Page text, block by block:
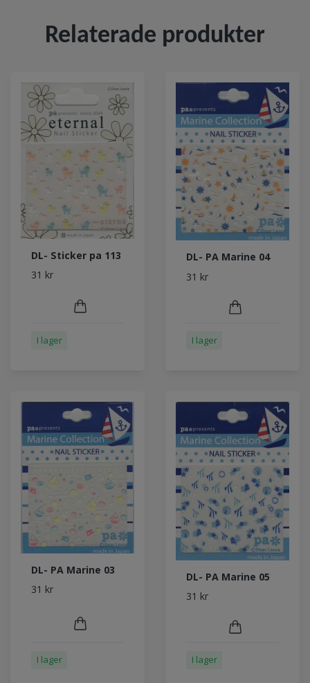
Relaterade produkter
DL- Sticker pa 113
31 kr
I lager
DL- PA Marine 04
31 kr
I lager
DL- PA Marine 03
31 kr
I lager
DL- PA Marine 05
31 kr
I lager